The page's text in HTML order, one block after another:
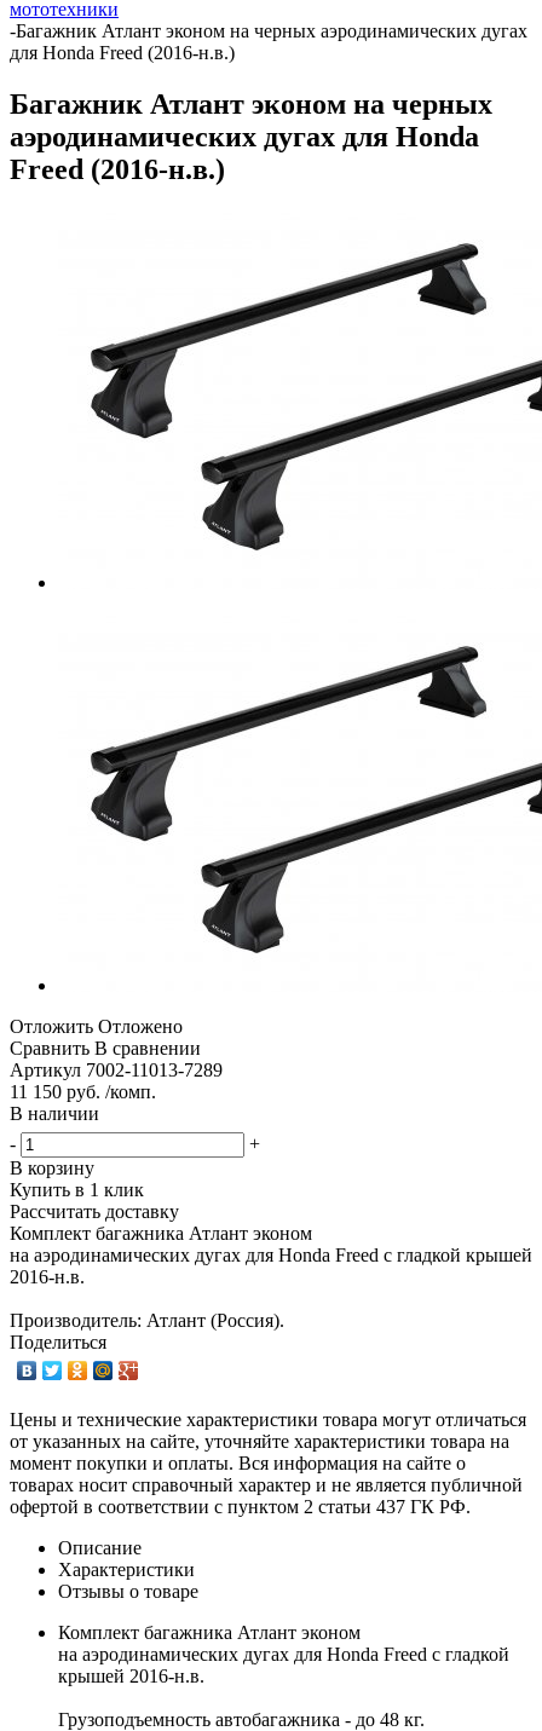
мототехники
-Багажник Атлант эконом на черных аэродинамических дугах
для Honda Freed (2016-н.в.)
Багажник Атлант эконом на черных
аэродинамических дугах для Honda
Freed (2016-н.в.)
Отложить Отложено
Сравнить В сравнении
Артикул 7002-11013-7289
11 150 руб. /комп.
В наличии
-
+
В корзину
Купить в 1 клик
Рассчитать доставку
Комплект багажника Атлант эконом
на аэродинамических дугах для Honda Freed с гладкой крышей
2016-н.в.
Производитель: Атлант (Россия).
Поделиться
Цены и технические характеристики товара могут отличаться
от указанных на сайте, уточняйте характеристики товара на
момент покупки и оплаты. Вся информация на сайте о
товарах носит справочный характер и не является публичной
офертой в соответствии с пунктом 2 статьи 437 ГК РФ.
Описание
Характеристики
Отзывы о товаре
Комплект багажника Атлант эконом
на аэродинамических дугах для Honda Freed с гладкой
крышей 2016-н.в.
Грузоподъемность автобагажника - до 48 кг.